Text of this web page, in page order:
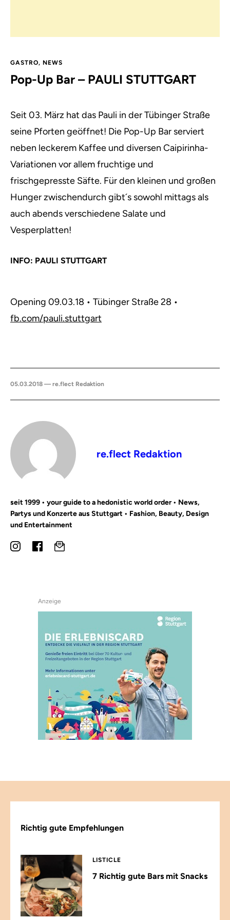
GASTRO, NEWS
Pop-Up Bar – PAULI STUTTGART
Seit 03. März hat das Pauli in der Tübinger Straße
seine Pforten geöffnet! Die Pop-Up Bar serviert
neben leckerem Kaffee und diversen Caipirinha-
Variationen vor allem fruchtige und
frischgepresste Säfte. Für den kleinen und großen
Hunger zwischendurch gibt´s sowohl mittags als
auch abends verschiedene Salate und
Vesperplatten!
INFO: PAULI STUTTGART
Opening 09.03.18 • Tübinger Straße 28 •
fb.com/pauli.stuttgart
05.03.2018 — re.flect Redaktion
re.flect Redaktion
seit 1999 • your guide to a hedonistic world order • News,
Partys und Konzerte aus Stuttgart • Fashion, Beauty, Design
und Entertainment
Anzeige
Richtig gute Empfehlungen
LISTICLE
7 Richtig gute Bars mit Snacks